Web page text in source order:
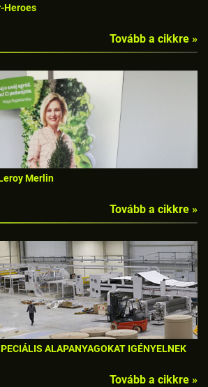
Heroes
Tovább a cikkre »
Merlin
Tovább a cikkre »
ALAPANYAGOKAT IGÉNYELNEK
Tovább a cikkre »